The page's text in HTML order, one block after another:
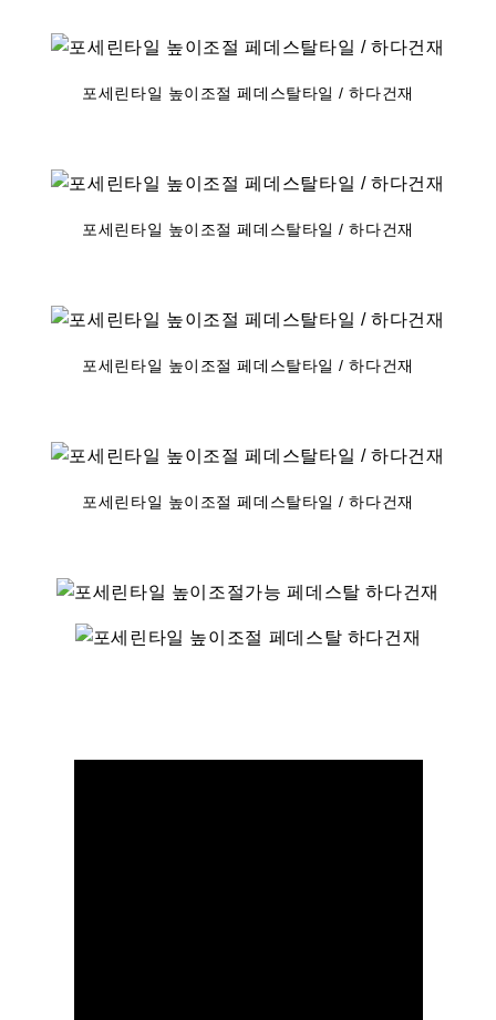
포세린타일 높이조절 페데스탈타일 / 하다건재
포세린타일 높이조절 페데스탈타일 / 하다건재
포세린타일 높이조절 페데스탈타일 / 하다건재
포세린타일 높이조절 페데스탈타일 / 하다건재